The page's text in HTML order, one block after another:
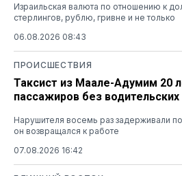
Израильская валюта по отношению к
стерлингов, рублю, гривне и не только
06.08.2026 08:43
ПРОИСШЕСТВИЯ
Таксист из Маале-Адумим 20
пассажиров без водительских
Нарушителя восемь раз задерживали
он возвращался к работе
07.08.2026 16:42